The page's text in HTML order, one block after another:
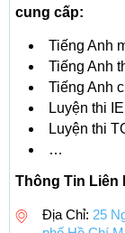
cung cấp:
Tiếng Anh
Tiếng Anh
Tiếng Anh
Luyện thi
Luyện thi
…
Thông Tin Liên
Địa Chỉ: 25